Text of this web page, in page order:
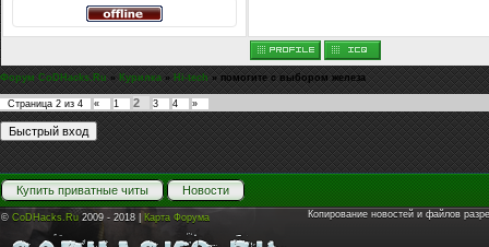
Форум CoDHacks.Ru » Курилка » Hi-tech » помогите с выбором железа
Страница 2 из 4 « 1 2 3 4 »
Купить приватные читы Новости
© CoDHacks.Ru 2009 - 2018 | Карта Форума Копирование новостей и файлов